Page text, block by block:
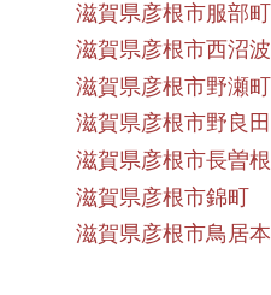
滋賀県彦根市服部町
滋賀県彦根市西沼波
滋賀県彦根市野瀬町
滋賀県彦根市野良田
滋賀県彦根市長曽
滋賀県彦根市錦町
滋賀県彦根市鳥居本